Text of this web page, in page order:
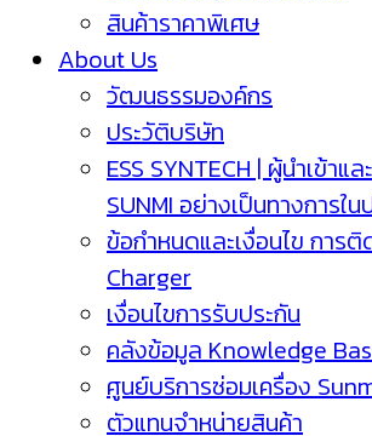
สินค้าราคาพิเศษ
About Us
วัฒนธรรมองค์กร
ประวัติบริษัท
ESS SYNTECH | ผู้นำเข้าแ
SUNMI อย่างเป็นทางการใน
ข้อกำหนดและเงื่อนไข การ
Charger
เงื่อนไขการรับประกัน
คลังข้อมูล Knowledge
ศูนย์บริการซ่อมเครื่อง
ตัวแทนจำหน่ายสินค้า